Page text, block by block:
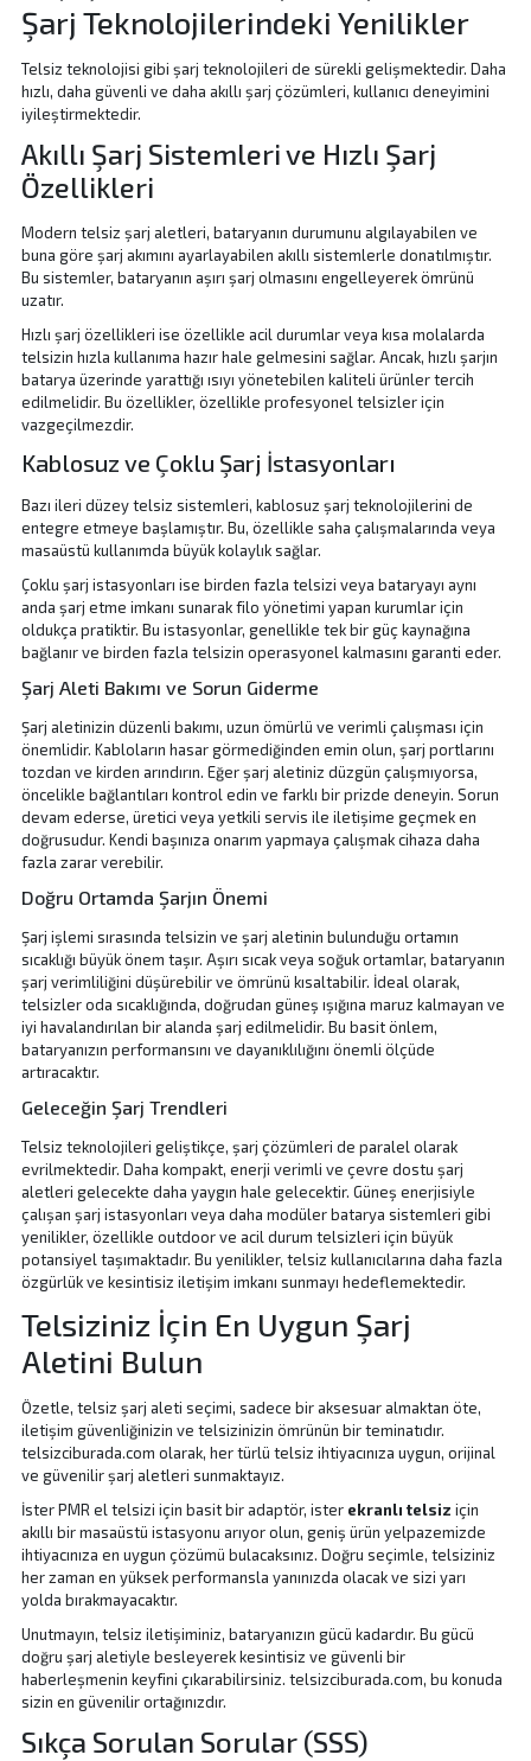
Şarj Teknolojilerindeki Yenilikler
Telsiz teknolojisi gibi şarj teknolojileri de sürekli gelişmektedir. Daha
hızlı, daha güvenli ve daha akıllı şarj çözümleri, kullanıcı deneyimini
iyileştirmektedir.
Akıllı Şarj Sistemleri ve Hızlı Şarj
Özellikleri
Modern telsiz şarj aletleri, bataryanın durumunu algılayabilen ve
buna göre şarj akımını ayarlayabilenakıllı sistemlerle donatılmıştır.
Bu sistemler, bataryanın aşırı şarj olmasını engelleyerek ömrünü
uzatır.
Hızlı şarj özellikleri ise özellikle acil durumlar veya kısa molalarda
telsizin hızla kullanıma hazır hale gelmesini sağlar. Ancak, hızlı şarjın
batarya üzerinde yarattığı ısıyı yönetebilen kaliteli ürünler tercih
edilmelidir. Bu özellikler, özellikleprofesyonel telsizler için
vazgeçilmezdir.
Kablosuz ve Çoklu Şarj İstasyonları
Bazı ileri düzey telsiz sistemleri, kablosuz şarj teknolojilerini de
entegre etmeye başlamıştır. Bu, özellikle saha çalışmalarında veya
masaüstü kullanımda büyük kolaylık sağlar.
Çoklu şarj istasyonları ise birden fazla telsizi veya bataryayı aynı
anda şarj etme imkanı sunarak filo yönetimi yapan kurumlar için
oldukça pratiktir. Bu istasyonlar, genellikle tek bir güç kaynağına
bağlanır ve birden fazla telsizin operasyonel kalmasını garanti eder.
Şarj Aleti Bakımı ve Sorun Giderme
Şarj aletinizin düzenli bakımı, uzun ömürlü ve verimli çalışması için
önemlidir. Kabloların hasar görmediğinden emin olun, şarj portlarını
tozdan ve kirden arındırın. Eğer şarj aletiniz düzgün çalışmıyorsa,
öncelikle bağlantıları kontrol edin ve farklı bir prizde deneyin. Sorun
devam ederse, üretici veya yetkili servis ile iletişime geçmek en
doğrusudur. Kendi başınıza onarım yapmaya çalışmak cihaza daha
fazla zarar verebilir.
Doğru Ortamda Şarjın Önemi
Şarj işlemi sırasında telsizin ve şarj aletinin bulunduğu ortamın
sıcaklığı büyük önem taşır. Aşırı sıcak veya soğuk ortamlar, bataryanın
şarj verimliliğini düşürebilir ve ömrünü kısaltabilir. İdeal olarak,
telsizler oda sıcaklığında, doğrudan güneş ışığına maruz kalmayan ve
iyi havalandırılan bir alanda şarj edilmelidir. Bu basit önlem,
bataryanızınperformansını ve dayanıklılığını önemli ölçüde
artıracaktır.
Geleceğin Şarj Trendleri
Telsiz teknolojileri geliştikçe, şarj çözümleri de paralel olarak
evrilmektedir. Daha kompakt, enerji verimli ve çevre dostu şarj
aletleri gelecekte daha yaygın hale gelecektir. Güneş enerjisiyle
çalışan şarj istasyonları veya daha modüler batarya sistemleri gibi
yenilikler, özellikle outdoor ve acil durum telsizleri için büyük
potansiyel taşımaktadır. Bu yenilikler, telsiz kullanıcılarına daha fazla
özgürlük ve kesintisiz iletişim imkanı sunmayı hedeflemektedir.
Telsiziniz İçin En Uygun Şarj
Aletini Bulun
Özetle, telsiz şarj aleti seçimi, sadece bir aksesuar almaktan öte,
iletişim güvenliğinizin ve telsizinizin ömrünün bir teminatıdır.
telsizciburada.com olarak, her türlü telsiz ihtiyacınıza uygun, orijinal
ve güvenilir şarj aletleri sunmaktayız.
İsterPMR el telsizi için basit bir adaptör, ister ekranlı telsiz için
akıllı bir masaüstü istasyonu arıyor olun, geniş ürün yelpazemizde
ihtiyacınıza en uygun çözümü bulacaksınız. Doğru seçimle, telsiziniz
her zaman en yüksek performansla yanınızda olacak ve sizi yarı
yolda bırakmayacaktır.
Unutmayın, telsiz iletişiminiz, bataryanızın gücü kadardır. Bu gücü
doğru şarj aletiyle besleyerek kesintisiz ve güvenli bir
haberleşmenin keyfini çıkarabilirsiniz. telsizciburada.com, bu konuda
sizin en güvenilir ortağınızdır.
Sıkça Sorulan Sorular (SSS)